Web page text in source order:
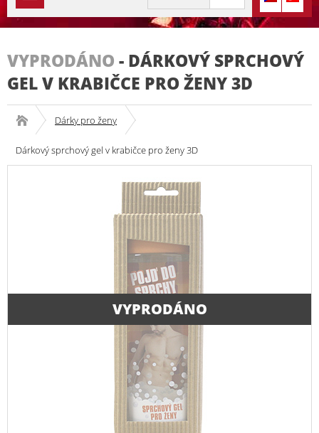
VYPRODÁNO - DÁRKOVÝ SPRCHOVÝ
GEL V KRABIČCE PRO ŽENY 3D
Dárky pro ženy
Dárkový sprchový gel v krabičce pro ženy 3D
VYPRODÁNO